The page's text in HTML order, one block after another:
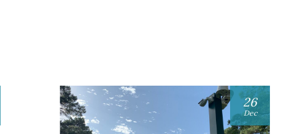
26
Dec